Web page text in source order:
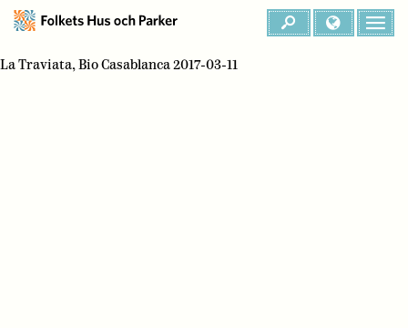
La Traviata, Bio Casablanca 2017-03-11